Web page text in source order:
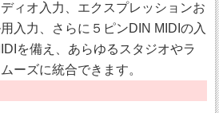
ィオ入力、エクスプレッションお
入力、さらに５ピンDIN MIDIの入
を備え、あらゆるスタジオやラ
ーズに統合できます。